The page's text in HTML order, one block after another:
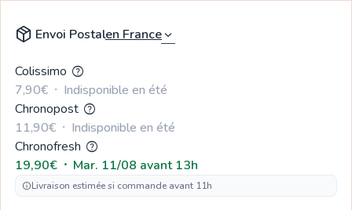
package_2 Envoi Postal expand_more
Colissimo help
Indisponible en été
  ⸱
7,90€
Chronopost help
Indisponible en été
  ⸱
11,90€
Chronofresh help
Mar. 11/08 avant 13h
  ⸱
19,90€
infoLivraison estimée si commande avant 11h